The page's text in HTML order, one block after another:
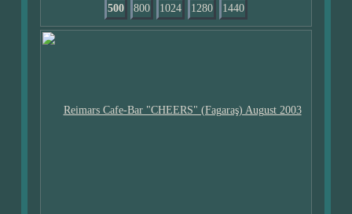
500
800 1024 1280 1440